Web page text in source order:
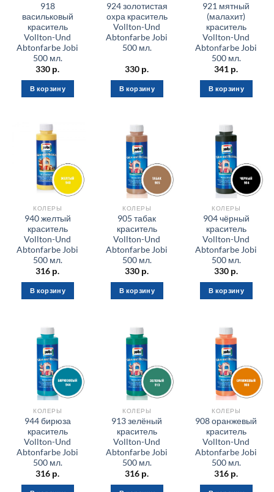
918
васильковый
краситель
Vollton-Und
Abtonfarbe Jobi
500 мл.
330 р.
В корзину
924 золотистая
охра краситель
Vollton-Und
Abtonfarbe Jobi
500 мл.
330 р.
В корзину
921 мятный
(малахит)
краситель
Vollton-Und
Abtonfarbe Jobi
500 мл.
341 р.
В корзину
КОЛЕРЫ
940 желтый
краситель
Vollton-Und
Abtonfarbe Jobi
500 мл.
316 р.
В корзину
КОЛЕРЫ
905 табак
краситель
Vollton-Und
Abtonfarbe Jobi
500 мл.
330 р.
В корзину
КОЛЕРЫ
904 чёрный
краситель
Vollton-Und
Abtonfarbe Jobi
500 мл.
330 р.
В корзину
КОЛЕРЫ
944 бирюза
краситель
Vollton-Und
Abtonfarbe Jobi
500 мл.
316 р.
КОЛЕРЫ
913 зелёный
краситель
Vollton-Und
Abtonfarbe Jobi
500 мл.
316 р.
КОЛЕРЫ
908 оранжевый
краситель
Vollton-Und
Abtonfarbe Jobi
500 мл.
316 р.